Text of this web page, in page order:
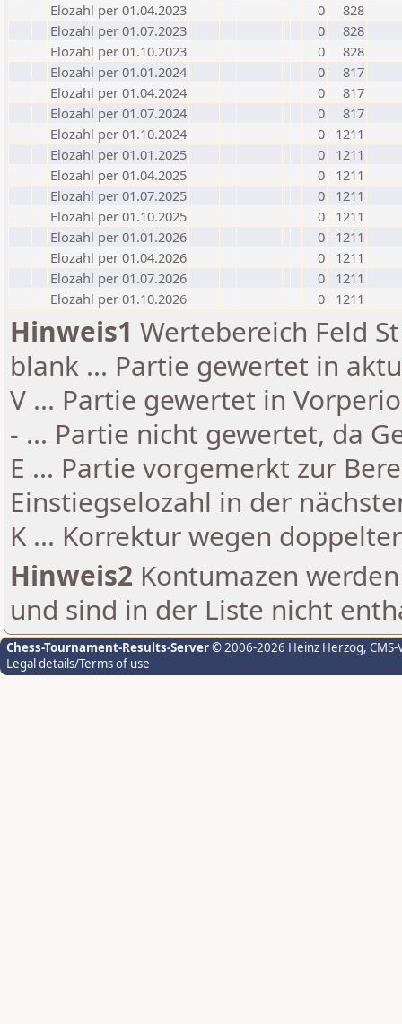
Elozahl per 01.04.2023
0
828
Elozahl per 01.07.2023
0
828
Elozahl per 01.10.2023
0
828
Elozahl per 01.01.2024
0
817
Elozahl per 01.04.2024
0
817
Elozahl per 01.07.2024
0
817
Elozahl per 01.10.2024
0
1211
Elozahl per 01.01.2025
0
1211
Elozahl per 01.04.2025
0
1211
Elozahl per 01.07.2025
0
1211
Elozahl per 01.10.2025
0
1211
Elozahl per 01.01.2026
0
1211
Elozahl per 01.04.2026
0
1211
Elozahl per 01.07.2026
0
1211
Elozahl per 01.10.2026
0 1211
Hinweis1 Wertebereich Feld
blank ... Partie gewertet in
V ... Partie gewertet in
- ... Partie nicht gewertet, da
E ... Partie vorgemerkt zur
Einstiegselozahl in der
K ... Korrektur wegen
Hinweis2 Kontumazen
und sind in der Liste nicht
Chess-Tournament-Results-Server© 2006-2026 Heinz Herzog,
Legal details/Terms of use